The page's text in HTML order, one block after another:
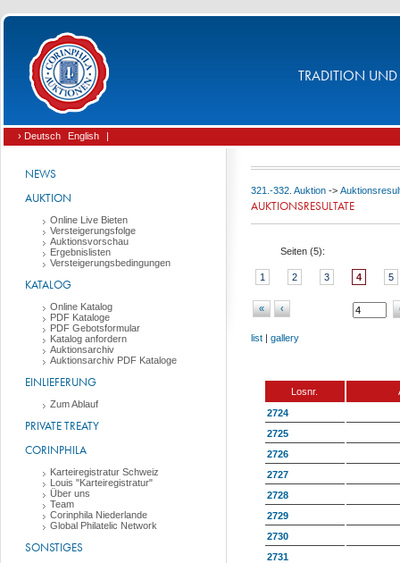
TRADITION UND
› Deutsch English |
NEWS
AUKTION
Online Live Bieten
Versteigerungsfolge
Auktionsvorschau
Ergebnislisten
Versteigerungsbedingungen
KATALOG
Online Katalog
PDF Kataloge
PDF Gebotsformular
Katalog anfordern
Auktionsarchiv
Auktionsarchiv PDF Kataloge
EINLIEFERUNG
Zum Ablauf
PRIVATE TREATY
CORINPHILA
Karteiregistratur Schweiz
Louis "Karteiregistratur"
Über uns
Team
Corinphila Niederlande
Global Philatelic Network
SONSTIGES
321.-332. Auktion ->
AUKTIONSRESULTATE
Seiten (5):
1 2 3 4 5
« ‹
list | gallery
Losnr.
2724
2725
2726
2727
2728
2729
2730
2731